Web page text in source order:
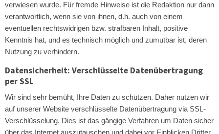
verwiesen wurde. Für fremde Hinweise ist die Redaktion nur dann
verantwortlich, wenn sie von ihnen, d.h. auch von einem
eventuellen rechtswidrigen bzw. strafbaren Inhalt, positive
Kenntnis hat, und es technisch möglich und zumutbar ist, deren
Nutzung zu verhindern.
Datensicherheit: Verschlüsselte Datenübertragung
per SSL
Wir sind sehr bemüht, Ihre Daten zu schützen. Daher nutzen wir
auf unserer Website verschlüsselte Datenübertragung via SSL-
Verschlüsselung. Dies ist das gängige Verfahren um Daten sicher
über das Internet auszutauschen und dabei vor Einblicken Dritter